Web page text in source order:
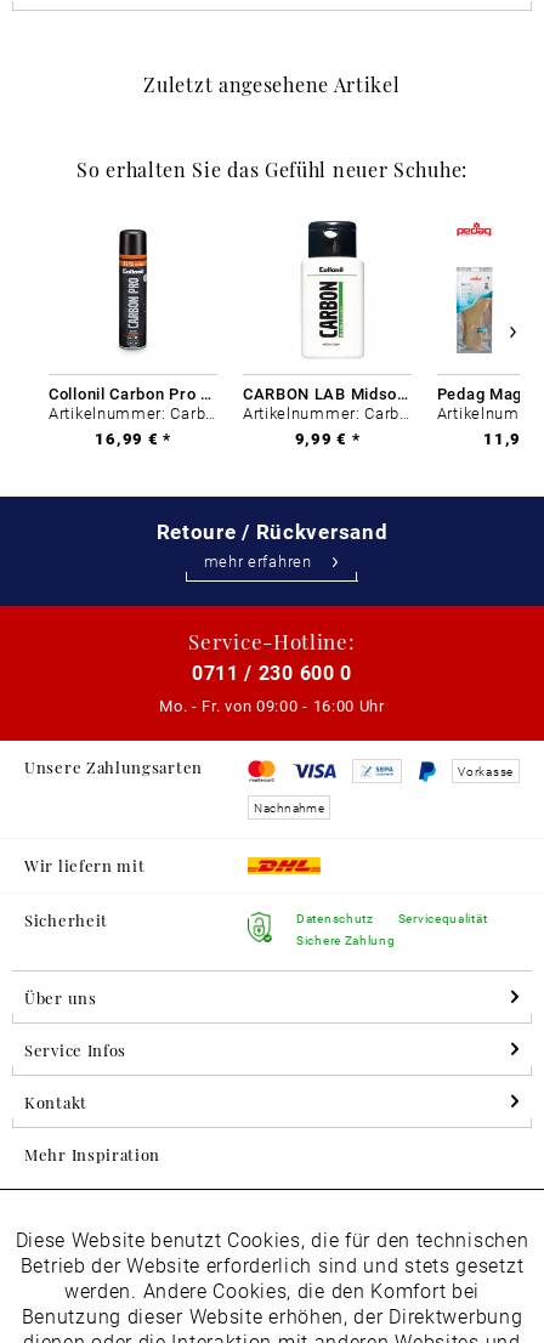
Zuletzt angesehene Artikel
So erhalten Sie das Gefühl neuer Schuhe:
Collonil Carbon Pro 400 ml
Artikelnummer: Carbon-0
16,99 € *
CARBON LAB Midsole Cleaner
Artikelnummer: Carbon-0
9,99 € *
11,99
Retoure / Rückversand
mehr erfahren
Service-Hotline:
0711 / 230 600 0
Mo. - Fr. von 09:00 - 16:00 Uhr
Unsere Zahlungsarten Vorkasse
Nachnahme
Wir liefern mit
Sicherheit
Datenschutz
Sichere Zahlung
Servicequalität
Über uns
Service Infos
Kontakt
Mehr Inspiration
Folgen Sie uns auf Instagram
horsch_schuhe
Funktionale Aktiv
Marketing Inaktiv
Diese Website benutzt Cookies, die für den technischen
Betrieb der Website erforderlich sind und stets gesetzt
werden. Andere Cookies, die den Komfort bei
Benutzung dieser Website erhöhen, der Direktwerbung